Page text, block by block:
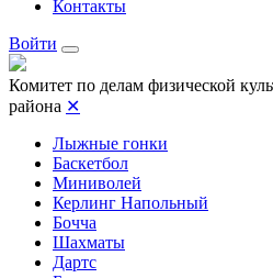
Контакты
Войти
Комитет по делам физической
района ✕
Лыжные гонки
Баскетбол
Миниволей
Керлинг Напольный
Бочча
Шахматы
Дартс